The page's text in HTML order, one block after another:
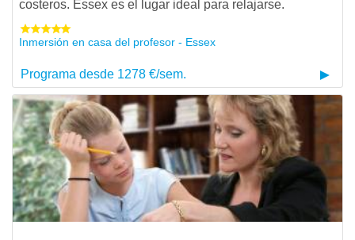
costeros. Essex es el lugar ideal para relajarse.
Inmersión en casa del profesor - Essex
Programa desde 1278 €/sem.